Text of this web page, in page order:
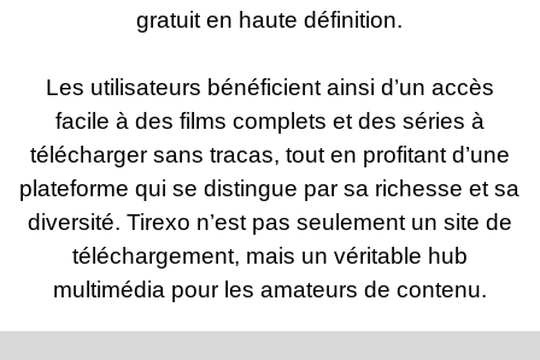
gratuit en haute définition.
Les utilisateurs bénéficient ainsi d’un accès
facile à des films complets et des séries à
télécharger sans tracas, tout en profitant d’une
plateforme qui se distingue par sa richesse et sa
diversité. Tirexo n’est pas seulement un site de
téléchargement, mais un véritable hub
multimédia pour les amateurs de contenu.